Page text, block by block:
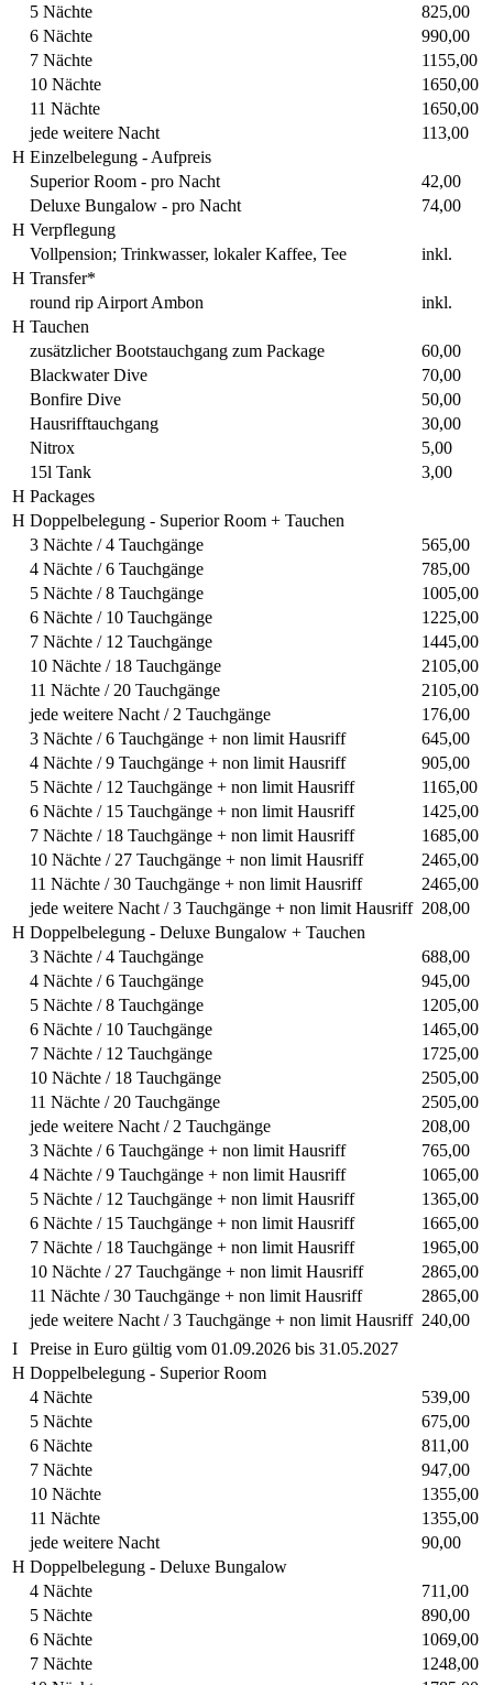
5 Nächte
825,00
6 Nächte
990,00
7 Nächte
1155,00
10 Nächte
1650,00
11 Nächte
1650,00
jede weitere Nacht
113,00
H Einzelbelegung - Aufpreis
Superior Room - pro Nacht
42,00
Deluxe Bungalow - pro Nacht
74,00
H Verpflegung
Vollpension; Trinkwasser, lokaler Kaffee, Tee
inkl.
H Transfer*
round rip Airport Ambon
inkl.
H Tauchen
zusätzlicher Bootstauchgang zum Package
60,00
Blackwater Dive
70,00
Bonfire Dive
50,00
Hausrifftauchgang
30,00
Nitrox
5,00
15l Tank
3,00
H Packages
H Doppelbelegung - Superior Room + Tauchen
3 Nächte / 4 Tauchgänge
565,00
4 Nächte / 6 Tauchgänge
785,00
5 Nächte / 8 Tauchgänge
1005,00
6 Nächte / 10 Tauchgänge
1225,00
7 Nächte / 12 Tauchgänge
1445,00
10 Nächte / 18 Tauchgänge
2105,00
11 Nächte / 20 Tauchgänge
2105,00
jede weitere Nacht / 2 Tauchgänge
176,00
3 Nächte / 6 Tauchgänge + non limit Hausriff
645,00
4 Nächte / 9 Tauchgänge + non limit Hausriff
905,00
5 Nächte / 12 Tauchgänge + non limit Hausriff
1165,00
6 Nächte / 15 Tauchgänge + non limit Hausriff
1425,00
7 Nächte / 18 Tauchgänge + non limit Hausriff
1685,00
10 Nächte / 27 Tauchgänge + non limit Hausriff
2465,00
11 Nächte / 30 Tauchgänge + non limit Hausriff
2465,00
jede weitere Nacht / 3 Tauchgänge + non limit Hausriff 208,00
H Doppelbelegung - Deluxe Bungalow + Tauchen
3 Nächte / 4 Tauchgänge
688,00
4 Nächte / 6 Tauchgänge
945,00
5 Nächte / 8 Tauchgänge
1205,00
6 Nächte / 10 Tauchgänge
1465,00
7 Nächte / 12 Tauchgänge
1725,00
10 Nächte / 18 Tauchgänge
2505,00
11 Nächte / 20 Tauchgänge
2505,00
jede weitere Nacht / 2 Tauchgänge
208,00
3 Nächte / 6 Tauchgänge + non limit Hausriff
765,00
4 Nächte / 9 Tauchgänge + non limit Hausriff
1065,00
5 Nächte / 12 Tauchgänge + non limit Hausriff
1365,00
6 Nächte / 15 Tauchgänge + non limit Hausriff
1665,00
7 Nächte / 18 Tauchgänge + non limit Hausriff
1965,00
10 Nächte / 27 Tauchgänge + non limit Hausriff
2865,00
11 Nächte / 30 Tauchgänge + non limit Hausriff
2865,00
jede weitere Nacht / 3 Tauchgänge + non limit Hausriff 240,00
I
Preise in Euro gültig vom 01.09.2026 bis 31.05.2027
H Doppelbelegung - Superior Room
4 Nächte
539,00
5 Nächte
675,00
6 Nächte
811,00
7 Nächte
947,00
10 Nächte
1355,00
11 Nächte
1355,00
jede weitere Nacht
90,00
H Doppelbelegung - Deluxe Bungalow
4 Nächte
711,00
5 Nächte
890,00
6 Nächte
1069,00
7 Nächte
1248,00